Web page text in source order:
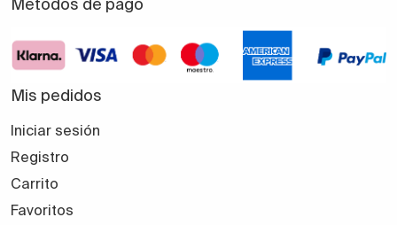
Métodos de pago
Mis pedidos
Iniciar sesión
Registro
Carrito
Favoritos